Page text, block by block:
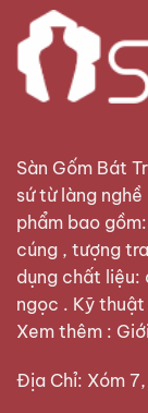
Sàn Gốm Bát
sứ từ làng
phẩm bao
cúng , tượng
dụng chất liệu:
ngọc . Kỹ
Xem thêm :
Địa Chỉ: Xóm